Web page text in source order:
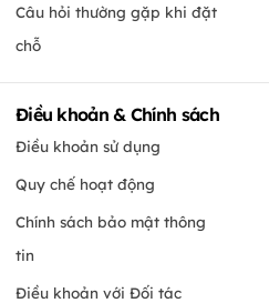
Câu hỏi thường gặp khi đặt
chỗ
Điều khoản & Chính sách
Điều khoản sử dụng
Quy chế hoạt động
Chính sách bảo mật thông
tin
Điều khoản với Đối tác